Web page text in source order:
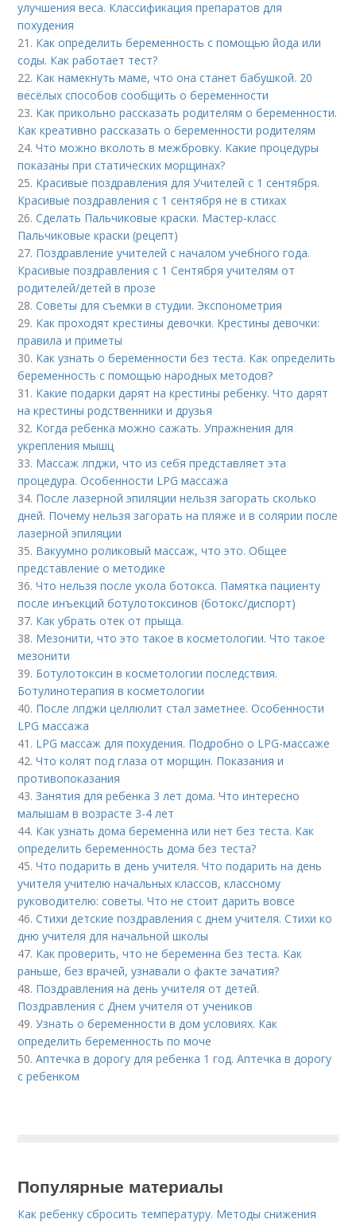
улучшения веса. Классификация препаратов для
похудения
21. Как определить беременность с помощью йода или
соды. Как работает тест?
22. Как намекнуть маме, что она станет бабушкой. 20
весёлых способов сообщить о беременности
23. Как прикольно рассказать родителям о беременности.
Как креативно рассказать о беременности родителям
24.Что можно вколоть в межбровку. Какие процедуры
показаны при статических морщинах?
25. Красивые поздравления для Учителей с 1 сентября.
Красивые поздравления с 1 сентября не в стихах
26.Сделать Пальчиковые краски. Мастер-класс
Пальчиковые краски (рецепт)
27. Поздравление учителей с началом учебного года.
Красивые поздравления с 1 Сентября учителям от
родителей/детей в прозе
28.Советы для съемки в студии. Экспонометрия
29. Как проходят крестины девочки. Крестины девочки:
правила и приметы
30. Как узнать о беременности без теста. Как определить
беременность с помощью народных методов?
31. Какие подарки дарят на крестины ребенку. Что дарят
на крестины родственники и друзья
32. Когда ребенка можно сажать. Упражнения для
укрепления мышц
33. Массаж лпджи, что из себя представляет эта
процедура. Особенности LPG массажа
34. После лазерной эпиляции нельзя загорать сколько
дней. Почему нельзя загорать на пляже и в солярии после
лазерной эпиляции
35. Вакуумно роликовый массаж, что это. Общее
представление о методике
36.Что нельзя после укола ботокса. Памятка пациенту
после инъекций ботулотоксинов (ботокс/диспорт)
37. Как убрать отек от прыща.
38. Мезонити, что это такое в косметологии. Что такое
мезонити
39. Ботулотоксин в косметологии последствия.
Ботулинотерапия в косметологии
40. После лпджи целлюлит стал заметнее. Особенности
LPG массажа
41. LPG массаж для похудения. Подробно о LPG-массаже
42.Что колят под глаза от морщин. Показания и
противопоказания
43.Занятия для ребенка 3 лет дома. Что интересно
малышам в возрасте 3-4 лет
44. Как узнать дома беременна или нет без теста. Как
определить беременность дома без теста?
45.Что подарить в день учителя. Что подарить на день
учителя учителю начальных классов, классному
руководителю: советы. Что не стоит дарить вовсе
46.Стихи детские поздравления с днем учителя. Стихи ко
дню учителя для начальной школы
47. Как проверить, что не беременна без теста. Как
раньше, без врачей, узнавали о факте зачатия?
48. Поздравления на день учителя от детей.
Поздравления с Днем учителя от учеников
49.Узнать о беременности в дом условиях. Как
определить беременность по моче
50.Аптечка в дорогу для ребенка 1 год. Аптечка в дорогу
с ребенком
Популярные материалы
Как ребенку сбросить температуру. Методы снижения